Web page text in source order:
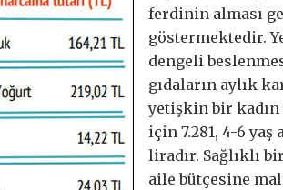
ferdinin alması
göstermektedir.
dengeli
gıdaların aylık
yetişkin bir kadın
için 7.281, 4-6 yaş
liradır. Sağlıklı
aile bütçesine